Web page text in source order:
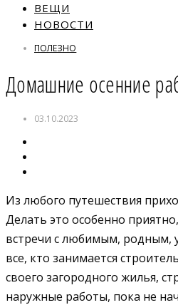
ВЕЩИ
НОВОСТИ
ПОЛЕЗНО
Домашние осенние
03.10.2023
Из любого путешествия
Делать это особенно
встречи с любимым,
все, кто занимается
своего загородного жилья,
наружные работы, пока не